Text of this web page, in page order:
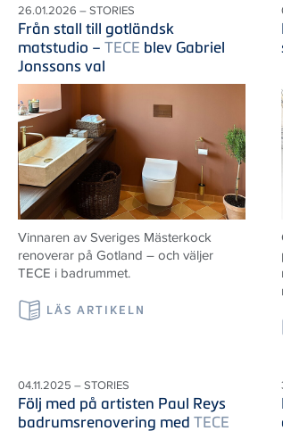
26.01.2026 – STORIES
Från stall till gotländsk
matstudio – TECE blev Gabriel
Jonssons val
Vinnaren av Sveriges Mästerkock
renoverar på Gotland – och väljer
TECE i badrummet.
LÄS ARTIKELN
04.11.2025 – STORIES
Följ med på artisten Paul Reys
badrumsrenovering med TECE